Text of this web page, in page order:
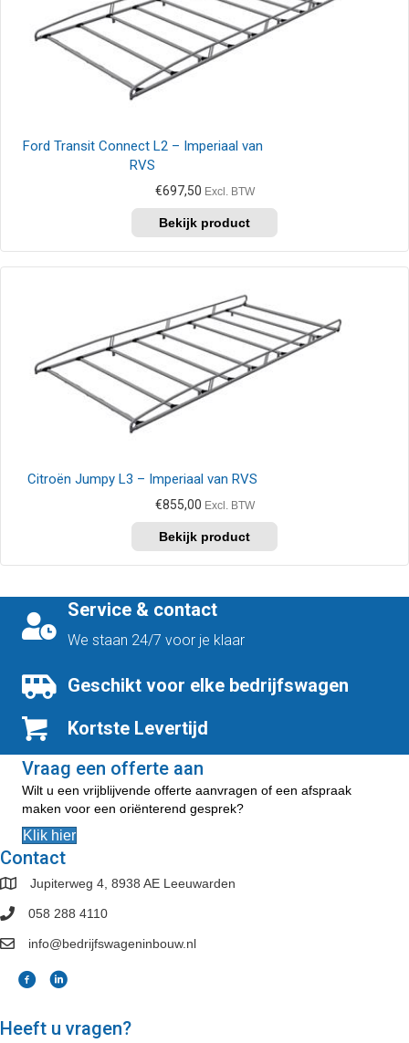
kan
gekozen
worden
op
Ford Transit Connect L2 – Imperiaal van
RVS
€697,50 Excl. BTW
product
heeft
meerdere
Deze
optie
kan
gekozen
worden
op
Citroën Jumpy L3 – Imperiaal van RVS
€855,00 Excl. BTW
product
heeft
variaties.
Deze
optie
worden
de
Service & contact
We staan 24/7 voor je klaar
Geschikt voor elke bedrijfswagen
Kortste Levertijd
Vraag een offerte aan
Wilt u een vrijblijvende offerte aanvragen of een afspraak
maken voor een oriënterend gesprek?
Klik hier
Contact
Jupiterweg 4, 8938 AE Leeuwarden
058 288 4110
info@bedrijfswageninbouw.nl
Heeft u vragen?